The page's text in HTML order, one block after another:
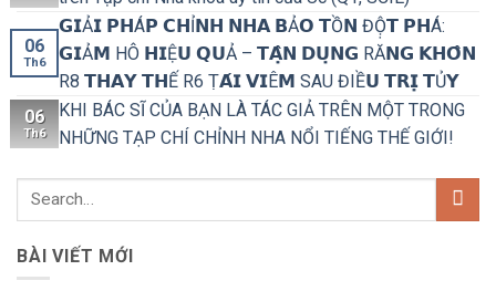
06
Th6
𝗚𝗜Ả𝗜 𝗣𝗛Á𝗣 𝗖𝗛Ỉ𝗡𝗛 𝗡𝗛𝗔 𝗕Ả𝗢 𝗧Ồ𝗡 ĐỘ̣𝗧 𝗣𝗛Á:
𝗚𝗜Ả𝗠 HÔ 𝗛𝗜Ệ𝗨 𝗤𝗨Ả – 𝗧𝗔̣̂𝗡 𝗗𝗨̣𝗡𝗚 RĂ𝗡𝗚 𝗞𝗛𝗢̂𝗡
R8 𝗧𝗛𝗔𝗬 𝗧𝗛Ế R6 Ṭ𝗔́𝗜 𝗩𝗜Ê𝗠 SAU ĐIỀ𝗨 𝗧𝗥𝗜̣ 𝗧Ủ𝗬
06
Th6
KHI BÁC SĨ CỦA BẠN LÀ TÁC GIẢ TRÊN MỘT TRONG
NHỮNG TẠP CHÍ CHỈNH NHA NỔI TIẾNG THẾ GIỚI!
BÀI VIẾT MỚI